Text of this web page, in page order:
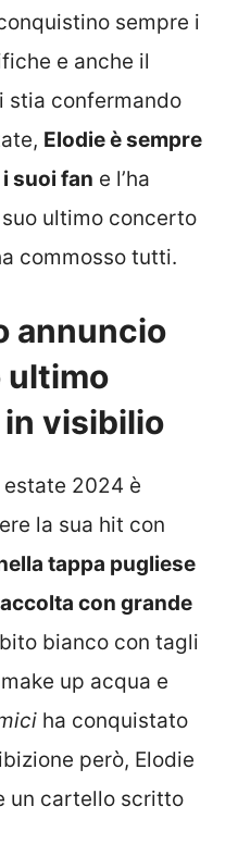
sempre i
e anche il
stia confermando
Elodie è sempre
suoi fan e l’ha
ultimo concerto
commosso tutti.
annuncio
ultimo
visibilio
2024 è
la sua hit con
tappa pugliese
con grande
bianco con tagli
up acqua e
ha conquistato
però, Elodie
un cartello scritto